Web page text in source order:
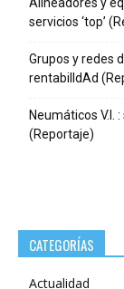
Alineadores y
servicios ‘top’
Grupos y redes
rentabilIdAd
Neumáticos V.I.
(Reportaje)
CATEGORÍAS
Actualidad